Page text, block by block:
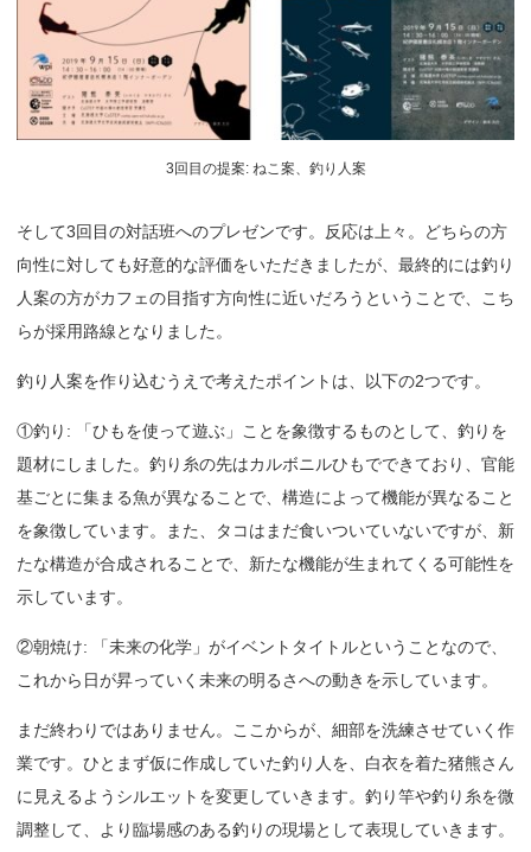
3回目の提案: ねこ案、釣り人案
そして3回目の対話班へのプレゼンです。反応は上々。どちらの方
向性に対しても好意的な評価をいただきましたが、最終的には釣り
人案の方がカフェの目指す方向性に近いだろうということで、こち
らが採用路線となりました。
釣り人案を作り込むうえで考えたポイントは、以下の2つです。
①釣り: 「ひもを使って遊ぶ」ことを象徴するものとして、釣りを
題材にしました。釣り糸の先はカルボニルひもでできており、官能
基ごとに集まる魚が異なることで、構造によって機能が異なること
を象徴しています。また、タコはまだ食いついていないですが、新
たな構造が合成されることで、新たな機能が生まれてくる可能性を
示しています。
②朝焼け: 「未来の化学」がイベントタイトルということなので、
これから日が昇っていく未来の明るさへの動きを示しています。
まだ終わりではありません。ここからが、細部を洗練させていく作
業です。ひとまず仮に作成していた釣り人を、白衣を着た猪熊さん
に見えるようシルエットを変更していきます。釣り竿や釣り糸を微
調整して、より臨場感のある釣りの現場として表現していきます。